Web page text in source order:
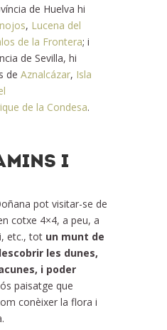
de Huelva hi
, Lucena del
de la Frontera; i
de Sevilla, hi
de Aznalcázar, Isla
de la Condesa.
I
pot visitar-se de
cotxe 4×4, a peu, a
etc., tot un munt de
les dunes,
i poder
paisatge que
conèixer la flora i